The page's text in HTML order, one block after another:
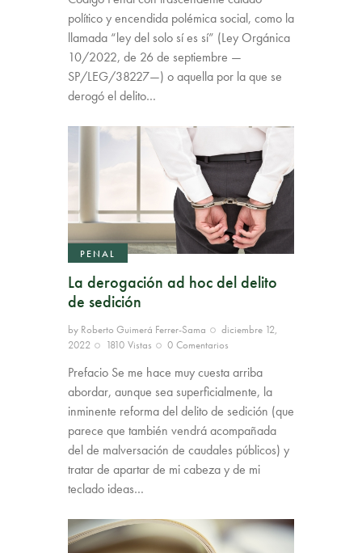
político y encendida polémica social, como la
llamada “ley del solo sí es sí” (Ley Orgánica
10/2022, de 26 de septiembre —
SP/LEG/38227—) o aquella por la que se
derogó el delito…
PENAL
La derogación ad hoc del delito
de sedición
by Roberto Guimerá Ferrer-Sama
diciembre 12,
2022
1810 Vistas 0 Comentarios
Prefacio Se me hace muy cuesta arriba
abordar, aunque sea superficialmente, la
inminente reforma del delito de sedición (que
parece que también vendrá acompañada
del de malversación de caudales públicos) y
tratar de apartar de mi cabeza y de mi
teclado ideas…